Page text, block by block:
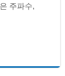
주파수,